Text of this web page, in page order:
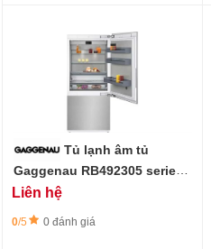
Tủ lạnh âm tủ
Gaggenau RB492305 series
400 - 552L - ngăn đá dưới,
làm đá tự động
Liên hệ
0/5 0 đánh giá